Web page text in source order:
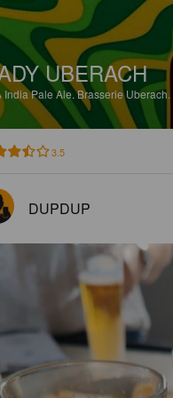
UBERACH
India Pale Ale.Brasserie Uberach.
3.5
DUPDUP